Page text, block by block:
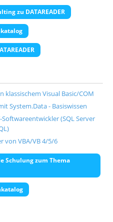
zu DATAREADER
klassischem Visual Basic/COM
System.Data - Basiswissen
(SQL Server
von VBA/VB 4/5/6
Schulung zum Thema